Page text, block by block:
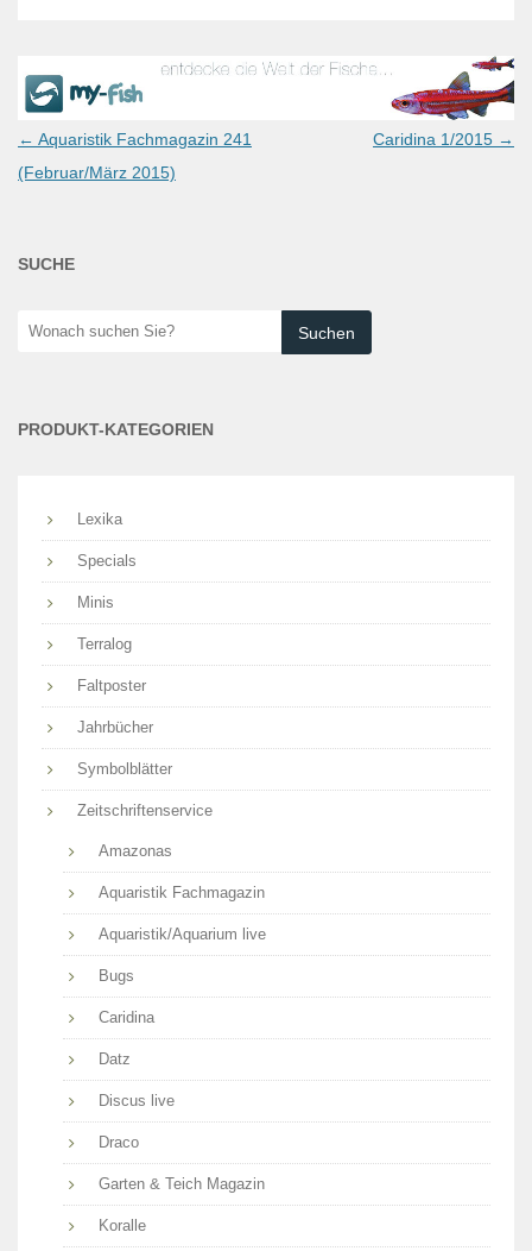
Post
navigation
← Aquaristik Fachmagazin 241
(Februar/März 2015)
Caridina 1/2015 →
SUCHE
Wonach
PRODUKT-KATEGORIEN
Lexika
Specials
Minis
Terralog
Faltposter
Jahrbücher
Symbolblätter
Zeitschriftenservice
Amazonas
Aquaristik Fachmagazin
Aquaristik/Aquarium live
Bugs
Caridina
Datz
Discus live
Draco
Garten & Teich Magazin
Koralle